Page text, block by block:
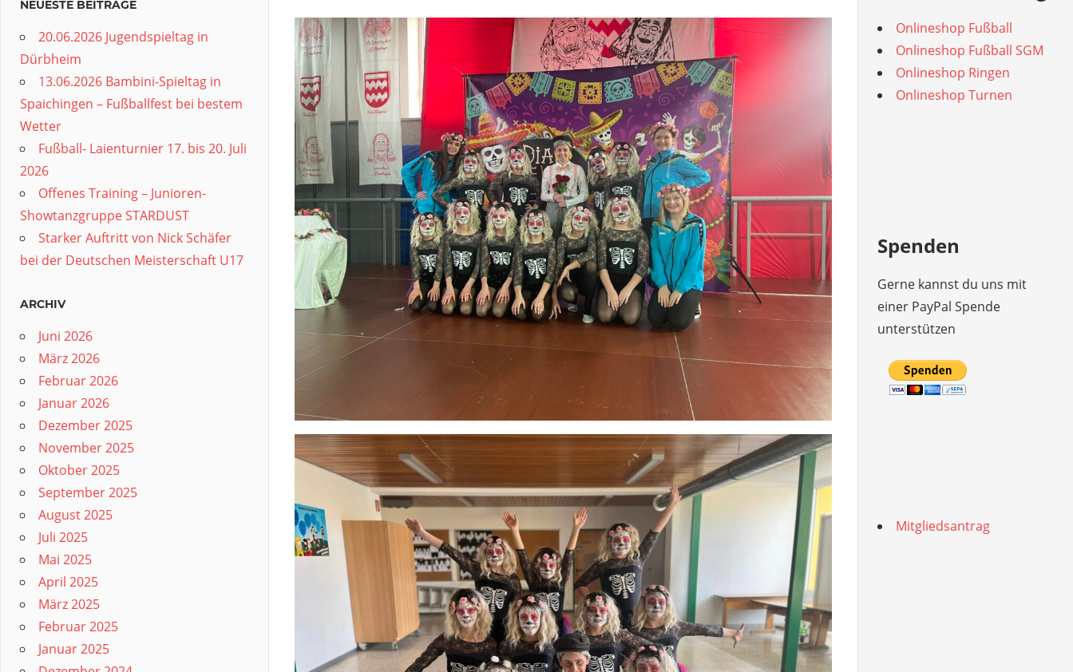
NEUESTE BEITRÄGE
20.06.2026 Jugendspieltag in
Dürbheim
13.06.2026 Bambini-Spieltag in
Spaichingen – Fußballfest bei bestem
Wetter
Fußball- Laienturnier 17. bis 20. Juli
2026
Offenes Training – Junioren-
Showtanzgruppe STARDUST
Starker Auftritt von Nick Schäfer
bei der Deutschen Meisterschaft U17
ARCHIV
Juni 2026
März 2026
Februar 2026
Januar 2026
Dezember 2025
November 2025
Oktober 2025
September 2025
August 2025
Juli 2025
Mai 2025
April 2025
März 2025
Februar 2025
Januar 2025
Onlineshop Fußball
Onlineshop Fußball SGM
Onlineshop Ringen
Onlineshop Turnen
Spenden
Gerne kannst du uns mit
einer PayPal Spende
unterstützen
Mitgliedsantrag